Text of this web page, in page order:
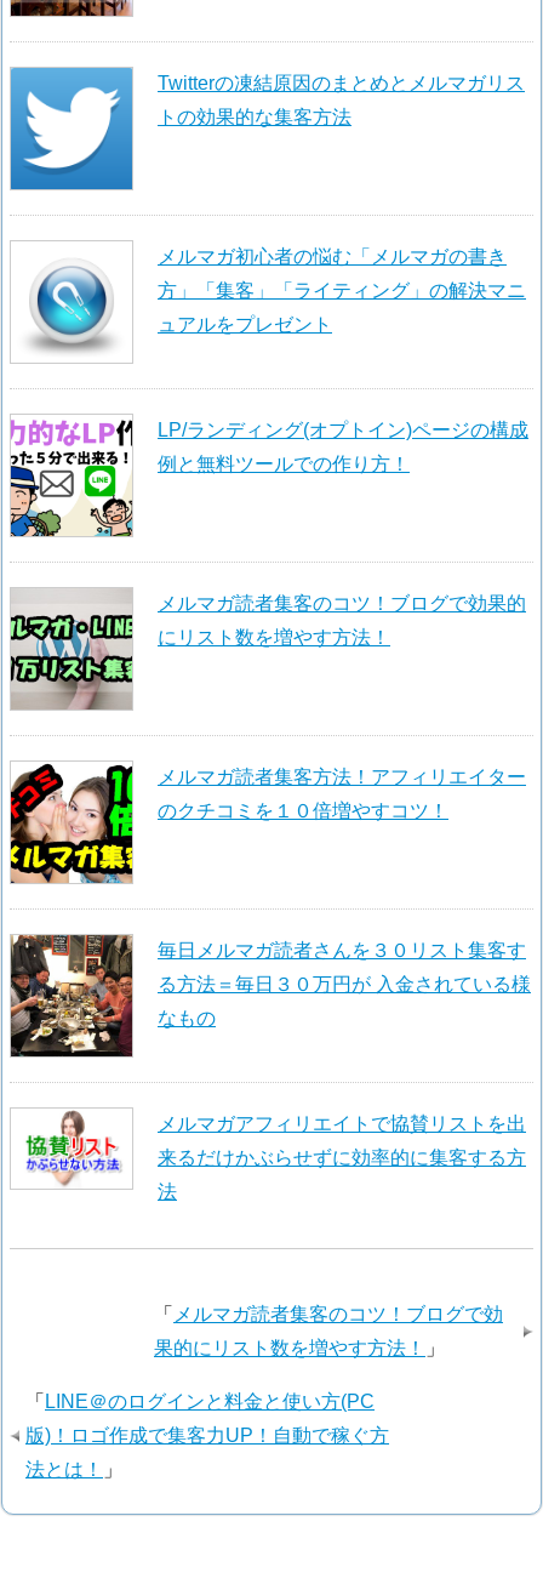
Twitterの凍結原因のまとめとメルマガリス
トの効果的な集客方法
メルマガ初心者の悩む「メルマガの書き
方」「集客」「ライティング」の解決マニ
ュアルをプレゼント
LP/ランディング(オプトイン)ページの構成
例と無料ツールでの作り方！
メルマガ読者集客のコツ！ブログで効果的
にリスト数を増やす方法！
メルマガ読者集客方法！アフィリエイター
のクチコミを１０倍増やすコツ！
毎日メルマガ読者さんを３０リスト集客す
る方法＝毎日３０万円が 入金されている様
なもの
メルマガアフィリエイトで協賛リストを出
来るだけかぶらせずに効率的に集客する方
法
「 メルマガ読者集客のコツ！ブログで効
果的にリスト数を増やす方法！
」
「 LINE＠のログインと料金と使い方(PC
版)！ロゴ作成で集客力UP！自動で稼ぐ方
法とは！
」